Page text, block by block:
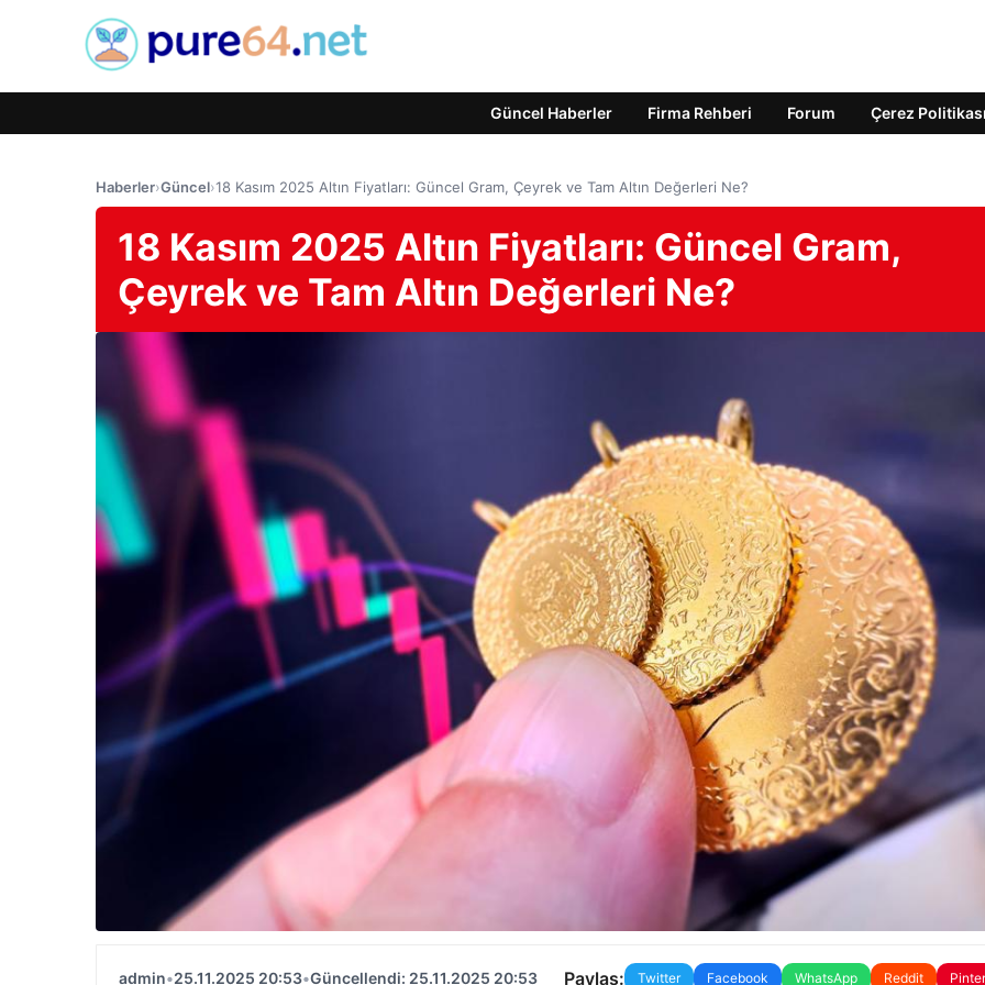
Güncel Haberler Firma Rehberi Forum Çerez Politikası
Haberler›Güncel›18 Kasım 2025 Altın Fiyatları: Güncel Gram, Çeyrek ve Tam Altın Değerleri Ne?
18 Kasım 2025 Altın Fiyatları: Güncel Gram,
Çeyrek ve Tam Altın Değerleri Ne?
admin•25.11.2025 20:53•Güncellendi: 25.11.2025 20:53 Paylaş: Twitter Facebook WhatsApp Reddit